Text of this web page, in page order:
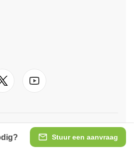
Stuur een aanvraag
zijn ook actief inUK-FR-DE-IT-
IE